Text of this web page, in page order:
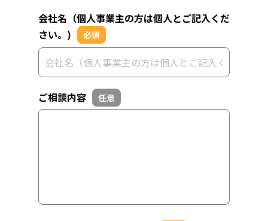
会社名（個人事業主の方は個人とご記入くだ
さい。)
必須
ご相談内容 任意